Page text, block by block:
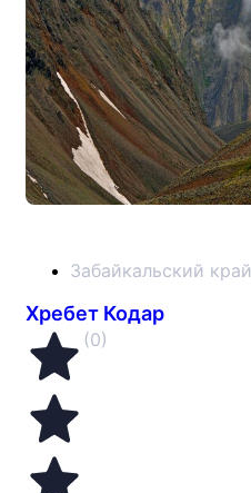
Забайкальский край
Хребет Кодар
(0)